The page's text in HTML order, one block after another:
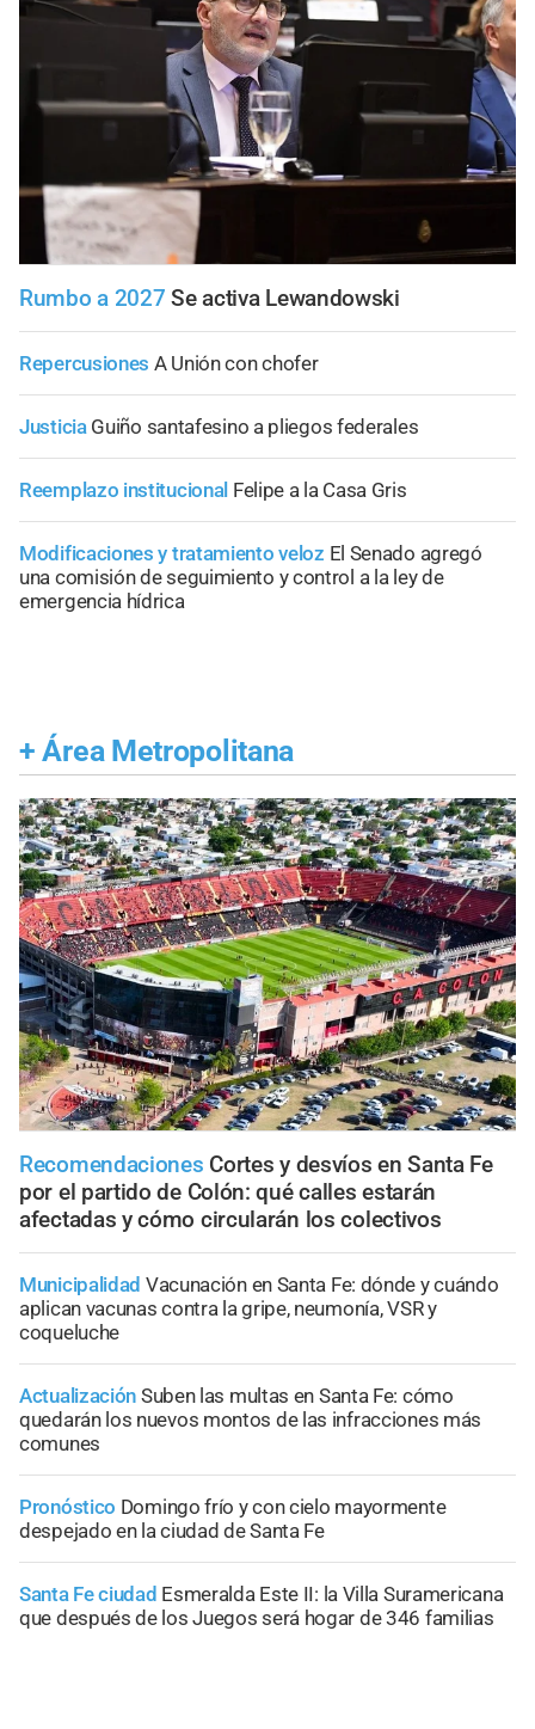
Rumbo a 2027 Se activa Lewandowski
Repercusiones A Unión con chofer
Justicia Guiño santafesino a pliegos federales
Reemplazo institucional Felipe a la Casa Gris
Modificaciones y tratamiento veloz El Senado agregó
una comisión de seguimiento y control a la ley de
emergencia hídrica
+ Área Metropolitana
Recomendaciones Cortes y desvíos en Santa Fe
por el partido de Colón: qué calles estarán
afectadas y cómo circularán los colectivos
Municipalidad Vacunación en Santa Fe: dónde y cuándo
aplican vacunas contra la gripe, neumonía, VSR y
coqueluche
Actualización Suben las multas en Santa Fe: cómo
quedarán los nuevos montos de las infracciones más
comunes
Pronóstico Domingo frío y con cielo mayormente
despejado en la ciudad de Santa Fe
Santa Fe ciudad Esmeralda Este II: la Villa Suramericana
que después de los Juegos será hogar de 346 familias